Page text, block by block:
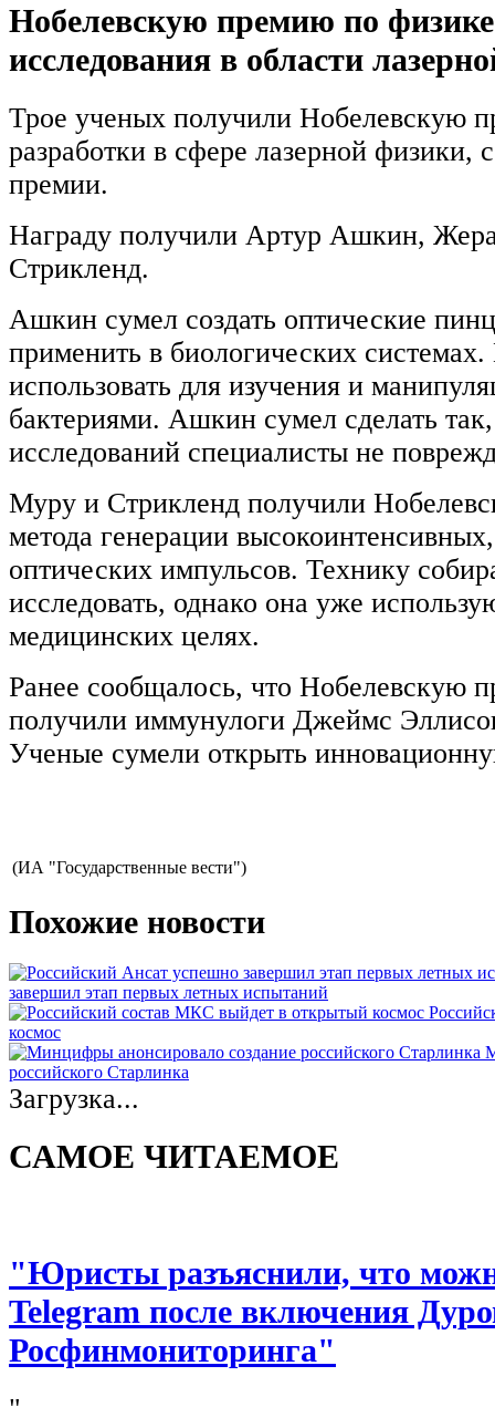
Нобелевскую премию по
исследования в области
Трое ученых получили Нобелевскую
разработки в сфере лазерной физики,
премии.
Награду получили Артур Ашкин,
Стрикленд.
Ашкин сумел создать оптические
применить в биологических
использовать для изучения и
бактериями. Ашкин сумел сделать
исследований специалисты не
Муру и Стрикленд получили
метода генерации
оптических импульсов. Технику
исследовать, однако она уже
медицинских целях.
Ранее сообщалось, что Нобелевскую
получили иммунулоги Джеймс
Ученые сумели открыть
(ИА "Государственные вести")
Похожие новости
завершил этап первых летных испытаний
космос
российского Старлинка
Загрузка...
САМОЕ ЧИТАЕМОЕ
"Юристы разъяснили, что
Telegram после включения
Росфинмониторинга"
"